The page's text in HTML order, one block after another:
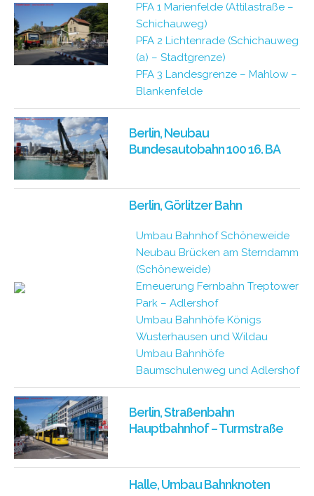
PFA 1 Marienfelde (Attilastraße –
Schichauweg)
PFA 2 Lichtenrade (Schichauweg
(a) – Stadtgrenze)
PFA 3 Landesgrenze – Mahlow –
Blankenfelde
Berlin, Neubau
Bundesautobahn 100 16. BA
Berlin, Görlitzer Bahn
Umbau Bahnhof Schöneweide
Neubau Brücken am Sterndamm
(Schöneweide)
Erneuerung Fernbahn Treptower
Park – Adlershof
Umbau Bahnhöfe Königs
Wusterhausen und Wildau
Umbau Bahnhöfe
Baumschulenweg und Adlershof
Berlin, Straßenbahn
Hauptbahnhof – Turmstraße
Halle, Umbau Bahnknoten